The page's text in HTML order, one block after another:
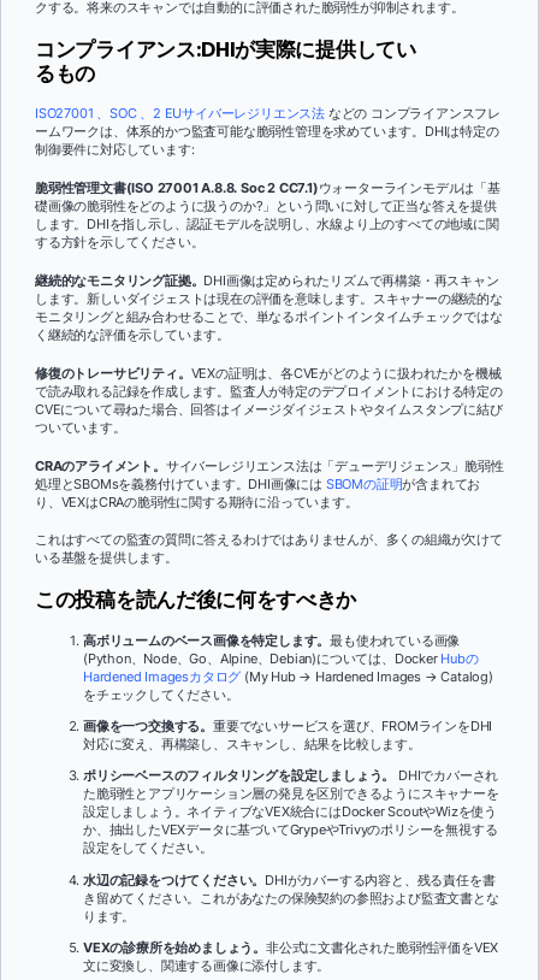
クする。将来のスキャンでは自動的に評価された脆弱性が抑制されます。
コンプライアンス:DHIが実際に提供してい
るもの
ISO27001 、SOC 、2 EUサイバーレジリエンス法 などの コンプライアンスフレ
ームワークは、体系的かつ監査可能な脆弱性管理を求めています。DHIは特定の
制御要件に対応しています:
脆弱性管理文書(ISO 27001 A.8.8. Soc 2 CC7.1)ウォーターラインモデルは「基
礎画像の脆弱性をどのように扱うのか?」という問いに対して正当な答えを提供
します。DHIを指し示し、認証モデルを説明し、水線より上のすべての地域に関
する方針を示してください。
継続的なモニタリング証拠。 DHI画像は定められたリズムで再構築・再スキャン
します。新しいダイジェストは現在の評価を意味します。スキャナーの継続的な
モニタリングと組み合わせることで、単なるポイントインタイムチェックではな
く継続的な評価を示しています。
修復のトレーサビリティ。 VEXの証明は、各CVEがどのように扱われたかを機械
で読み取れる記録を作成します。監査人が特定のデプロイメントにおける特定の
CVEについて尋ねた場合、回答はイメージダイジェストやタイムスタンプに結び
ついています。
CRAのアライメント。 サイバーレジリエンス法は「デューデリジェンス」脆弱性
処理とSBOMsを義務付けています。DHI画像には SBOMの証明が含まれてお
り、VEXはCRAの脆弱性に関する期待に沿っています。
これはすべての監査の質問に答えるわけではありませんが、多くの組織が欠けて
いる基盤を提供します。
この投稿を読んだ後に何をすべきか
高ボリュームのベース画像を特定します。最も使われている画像
(Python、Node、Go、Alpine、Debian)については、Docker Hubの
Hardened Imagesカタログ (My Hub → Hardened Images → Catalog)
をチェックしてください。
画像を一つ交換する。 重要でないサービスを選び、FROMラインをDHI
対応に変え、再構築し、スキャンし、結果を比較します。
ポリシーベースのフィルタリングを設定しましょう。 DHIでカバーされ
た脆弱性とアプリケーション層の発見を区別できるようにスキャナーを
設定しましょう。ネイティブなVEX統合にはDocker ScoutやWizを使う
か、抽出したVEXデータに基づいてGrypeやTrivyのポリシーを無視する
設定をしてください。
水辺の記録をつけてください。 DHIがカバーする内容と、残る責任を書
き留めてください。これがあなたの保険契約の参照および監査文書とな
ります。
VEXの診療所を始めましょう。非公式に文書化された脆弱性評価をVEX
文に変換し、関連する画像に添付します。